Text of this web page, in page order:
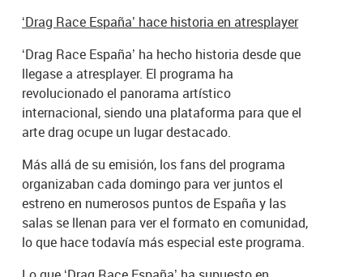
‘Drag Race España’ hace historia en atresplayer
‘Drag Race España’ ha hecho historia desde que
llegase a atresplayer. El programa ha
revolucionado el panorama artístico
internacional, siendo una plataforma para que el
arte drag ocupe un lugar destacado.
Más allá de su emisión, los fans del programa
organizaban cada domingo para ver juntos el
estreno en numerosos puntos de España y las
salas se llenan para ver el formato en comunidad,
lo que hace todavía más especial este programa.